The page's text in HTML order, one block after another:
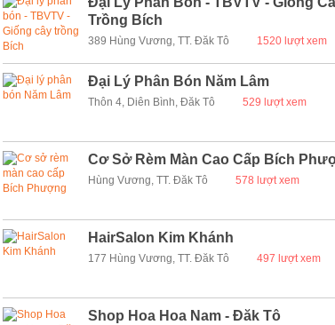
Trồng Bích
389 Hùng Vương, TT. Đăk Tô 1520 lượt xem
Đại Lý Phân Bón Năm Lâm
Thôn 4, Diên Bình, Đăk Tô 529 lượt xem
Cơ Sở Rèm Màn Cao Cấp Bích
Hùng Vương, TT. Đăk Tô 578 lượt xem
HairSalon Kim Khánh
177 Hùng Vương, TT. Đăk Tô 497 lượt xem
Shop Hoa Hoa Nam - Đăk Tô